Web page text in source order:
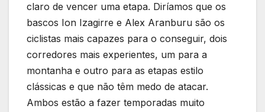
claro de vencer uma etapa. Diríamos que os
bascos Ion Izagirre e Alex Aranburu são os
ciclistas mais capazes para o conseguir, dois
corredores mais experientes, um para a
montanha e outro para as etapas estilo
clássicas e que não têm medo de atacar.
Ambos estão a fazer temporadas muito